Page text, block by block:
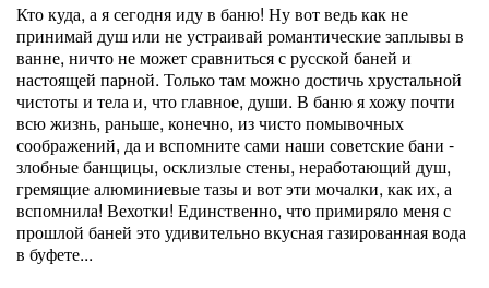
Кто куда, а я сегодня иду в баню! Ну вот ведь как не
принимай душ или не устраивай романтические заплывы в
ванне, ничто не может сравниться с русской баней и
настоящей парной. Только там можно достичь хрустальной
чистоты и тела и, что главное, души. В баню я хожу почти
всю жизнь, раньше, конечно, из чисто помывочных
соображений, да и вспомните сами наши советские бани -
злобные банщицы, осклизлые стены, неработающий душ,
гремящие алюминиевые тазы и вот эти мочалки, как их, а
вспомнила! Вехотки! Единственно, что примиряло меня с
прошлой баней это удивительно вкусная газированная вода
в буфете...